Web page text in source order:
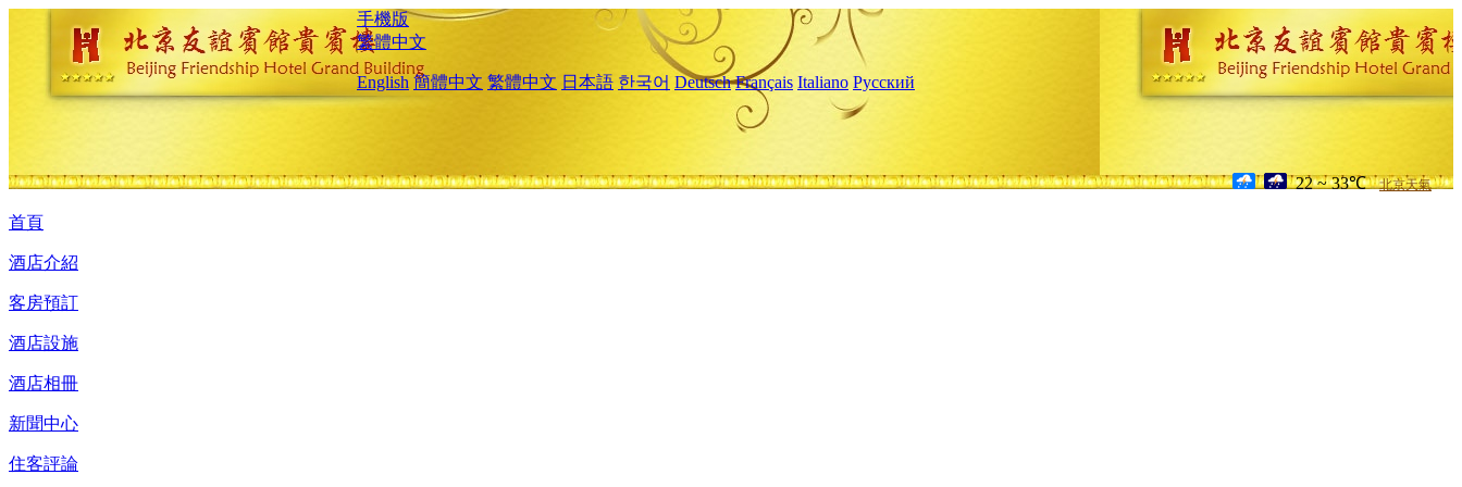
手機版
繁體中文
English 簡體中文 繁體中文 日本語 한국어 Deutsch Français Italiano Русский
22 ~ 33℃ 北京天氣
首頁
酒店介紹
客房預訂
酒店設施
酒店相冊
新聞中心
住客評論